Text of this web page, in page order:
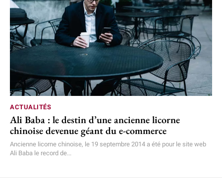
ACTUALITÉS
Ali Baba : le destin d’une ancienne licorne
chinoise devenue géant du e-commerce
Ancienne licorne chinoise, le 19 septembre 2014 a été pour le site web
Ali Baba le record de...